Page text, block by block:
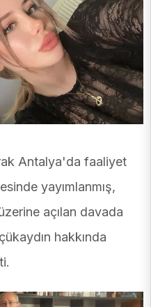
Antalya'da faaliyet
yayımlanmış,
açılan davada
hakkında